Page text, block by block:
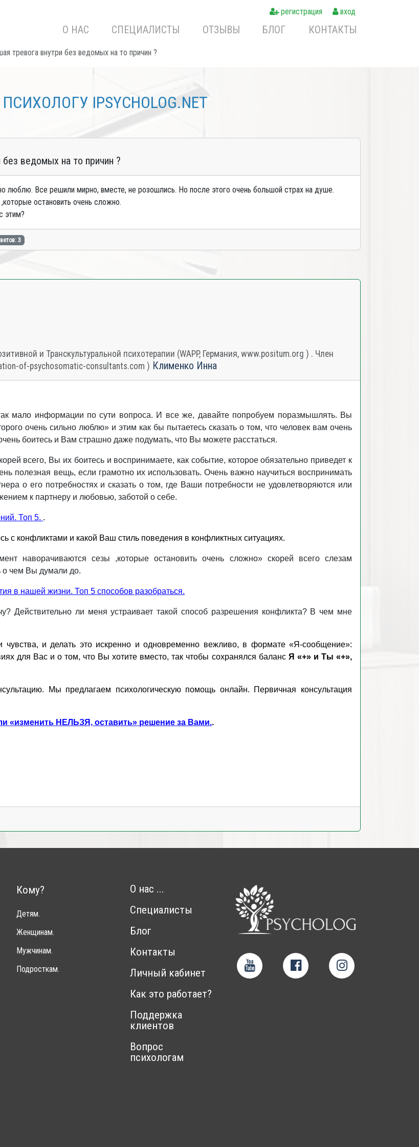
регистрация вход
О НАС СПЕЦИАЛИСТЫ ОТЗЫВЫ БЛОГ КОНТАКТЫ
тревога внутри без ведомых на то причин ?
IPSYCHOLOG.NET
ведомых на то причин ?
люблю. Все решили мирно, вместе, не розошлись. Но после этого очень большой страх на душе.
остановить очень сложно.
этим?
3
и Транскультуральной психотерапии (WAPP, Германия, www.positum.org ) . Член
of-psychosomatic-consultants.com ) Клименко Инна
мало информации по сути вопроса. И все же, давайте попробуем поразмышлять. Вы
очень сильно люблю» и этим как бы пытаетесь сказать о том, что человек вам очень
боитесь и Вам страшно даже подумать, что Вы можете расстаться.
всего, Вы их боитесь и воспринимаете, как событие, которое обязательно приведет к
полезная вещь, если грамотно их использовать. Очень важно научиться воспринимать
о его потребностях и сказать о том, где Ваши потребности не удовлетворяются или
к партнеру и любовью, заботой о себе.
Топ 5. .
с конфликтами и какой Ваш стиль поведения в конфликтных ситуациях.
наворачиваются сезы ,которые остановить очень сложно» скорей всего слезам
о чем Вы думали до.
в нашей жизни. Топ 5 способов разобраться.
Действительно ли меня устраивает такой способ разрешения конфликта? В чем мне
и делать это искренно и одновременно вежливо, в формате «Я-сообщение»:
для Вас и о том, что Вы хотите вместо, так чтобы сохранялся баланс Я «+» и Ты «+»,
Мы предлагаем психологическую помощь онлайн. Первичная консультация
«изменить НЕЛЬЗЯ, оставить» решение за Вами..
Кому?
Детям.
Женщинам.
Мужчинам.
Подросткам.
О нас ...
Специалисты
Блог
Контакты
Личный кабинет
Как это работает?
Поддержка
клиентов
Вопрос
психологам